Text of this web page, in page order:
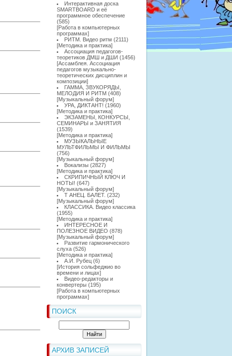
Интерактивная доска
SMARTBOARD и её
программное обеспечение
(585)
[Работа в компьютерных
программах]
РИТМ. Видео ритм (2111)
[Методика и практика]
Ассоциация педагогов-
теоретиков ДМШ и ДШИ (1456)
[Ассамблея. Ассоциация
педагогов музыкально-
теоретических дисциплин и
композиции]
ГАММА, ЗВУКОРЯДЫ,
МЕЛОДИЯ И РИТМ (408)
[Музыкальный форум]
УРА, ДИКТАНТ! (1960)
[Методика и практика]
ЭКЗАМЕНЫ, КОНКУРСЫ,
СЕМИНАРЫ и ЗАНЯТИЯ
(1539)
[Методика и практика]
МУЗЫКАЛЬНЫЕ
МУЛЬТФИЛЬМЫ И ФИЛЬМЫ
(756)
[Музыкальный форум]
Вокализы (2827)
[Методика и практика]
СКРИПИЧНЫЙ КЛЮЧ И
НОТЫ! (647)
[Музыкальный форум]
Т АНЕЦ. БАЛЕТ. (232)
[Музыкальный форум]
КЛАССИКА. Видео классика
(1955)
[Методика и практика]
ИНТЕРЕСНОЕ И
ПОЛЕЗНОЕ ВИДЕО (878)
[Музыкальный форум]
Развитие гармонического
слуха (526)
[Методика и практика]
А.И. Рубец (6)
[История сольфеджио во
времени и лицах]
Видео-редакторы и
конвертеры (195)
[Работа в компьютерных
программах]
ПОИСК
АРХИВ ЗАПИСЕЙ